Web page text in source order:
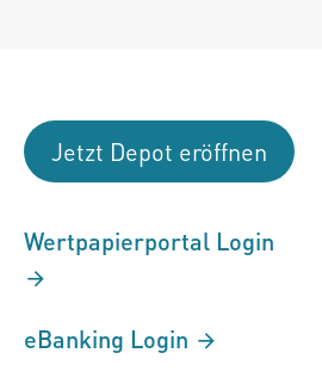
Jetzt Depot eröffnen
Wertpapierportal Login
eBanking Login